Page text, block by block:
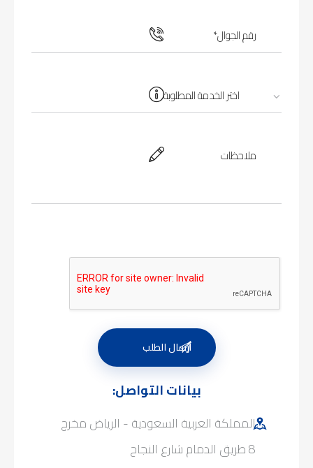
بيانات التواصل:
المملكة العربية السعودية - الرياض مخرج
8 طريق الدمام شارع النجاح